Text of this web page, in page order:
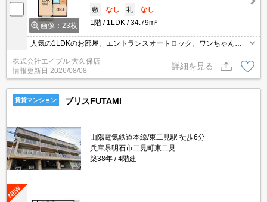
画像：23枚
敷
なし 礼
なし
1階
1LDK 34.79m²
人気の1LDKのお部屋。エントランスオートロック。ワンちゃんも
ネコちゃんも一緒に暮せる。サポートシステム加入要1,100円/月。
退去時清掃費46,200円。退去時、エアコン洗浄代16,500円。
株式会社エイブル 大久保店
情報更新日 2026/08/08
詳細を見る
賃貸マンション ブリスFUTAMI
山陽電気鉄道本線/東二見駅 徒歩6分
兵庫県明石市二見町東二見
築38年
4階建